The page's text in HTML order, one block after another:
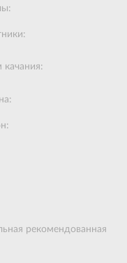
качания:
рекомендованная